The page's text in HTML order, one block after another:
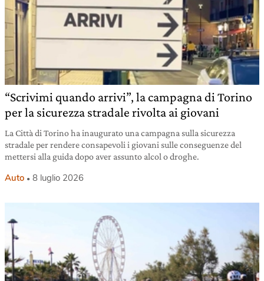
“Scrivimi quando arrivi”, la campagna di Torino
per la sicurezza stradale rivolta ai giovani
La Città di Torino ha inaugurato una campagna sulla sicurezza
stradale per rendere consapevoli i giovani sulle conseguenze del
mettersi alla guida dopo aver assunto alcol o droghe.
Auto 8 luglio 2026